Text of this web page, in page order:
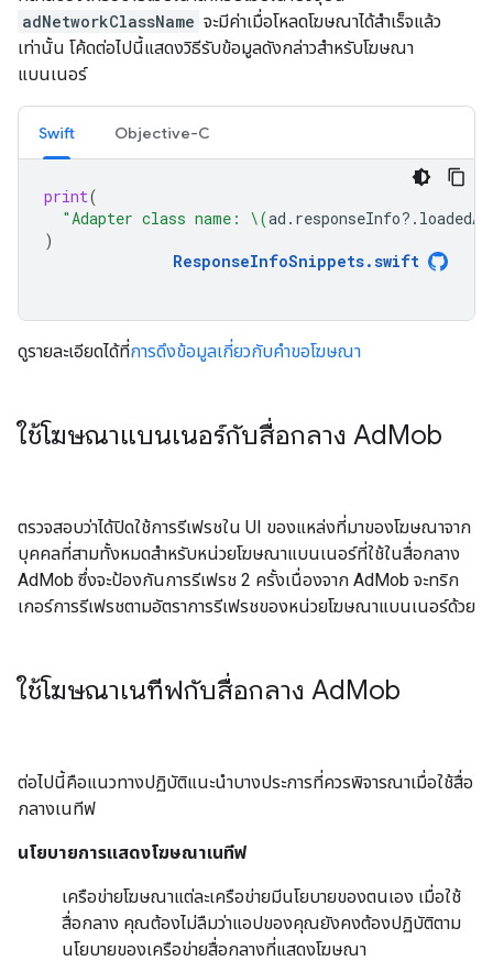
adNetworkClassName จะมีค่าเมื่อโหลดโฆษณาได้สำเร็จแล้ว
เท่านั้น โค้ดต่อไปนี้แสดงวิธีรับข้อมูลดังกล่าวสำหรับโฆษณา
แบนเนอร์
Swift Objective-C
print(
"Adapter class name: \(ad . responseInfo?.
)
ResponseInfoSnippets.swift
ดูรายละเอียดได้ที่การดึงข้อมูลเกี่ยวกับคำขอโฆษณา
ใช้โฆษณาแบนเนอร์กับสื่อกลาง AdMob
ตรวจสอบว่าได้ปิดใช้การรีเฟรชใน UI ของแหล่งที่มาของโฆษณาจาก
บุคคลที่สามทั้งหมดสำหรับหน่วยโฆษณาแบนเนอร์ที่ใช้ในสื่อกลาง
AdMob ซึ่งจะป้องกันการรีเฟรช 2 ครั้งเนื่องจาก AdMob จะทริก
เกอร์การรีเฟรชตามอัตราการรีเฟรชของหน่วยโฆษณาแบนเนอร์ด้วย
ใช้โฆษณาเนทีฟกับสื่อกลาง AdMob
ต่อไปนี้คือแนวทางปฏิบัติแนะนำบางประการที่ควรพิจารณาเมื่อใช้สื่อ
กลางเนทีฟ
นโยบายการแสดงโฆษณาเนทีฟ
เครือข่ายโฆษณาแต่ละเครือข่ายมีนโยบายของตนเอง เมื่อใช้
สื่อกลาง คุณต้องไม่ลืมว่าแอปของคุณยังคงต้องปฏิบัติตาม
นโยบายของเครือข่ายสื่อกลางที่แสดงโฆษณา